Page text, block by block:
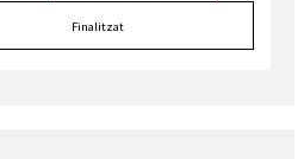
Finalitzat